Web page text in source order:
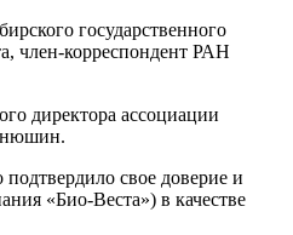
государственного
член-корреспондент РАН
директора ассоциации
свое доверие и
«Био-Веста») в качестве